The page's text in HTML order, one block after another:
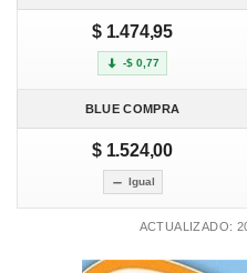
$ 1.474,95
-$ 0,77
BLUE COMPRA
$ 1.524,00
Igual
ACTUALIZADO: